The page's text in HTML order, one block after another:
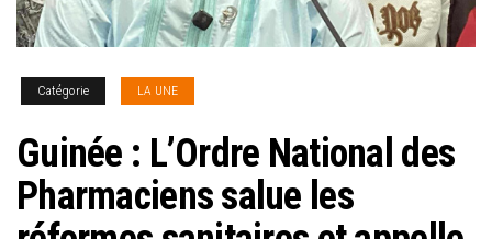
Catégorie LA UNE
Guinée : L’Ordre National des
Pharmaciens salue les